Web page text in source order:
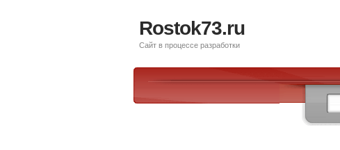
Rostok73.ru
Сайт в процессе разработки